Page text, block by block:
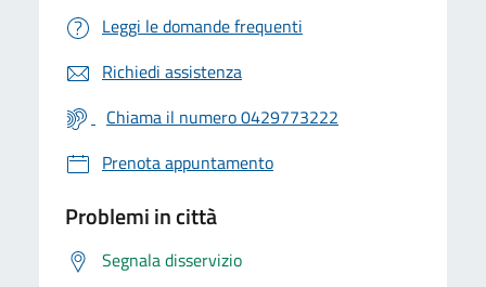
Leggi le domande frequenti
Richiedi assistenza
Chiama il numero 0429773222
Prenota appuntamento
Problemi in città
Segnala disservizio